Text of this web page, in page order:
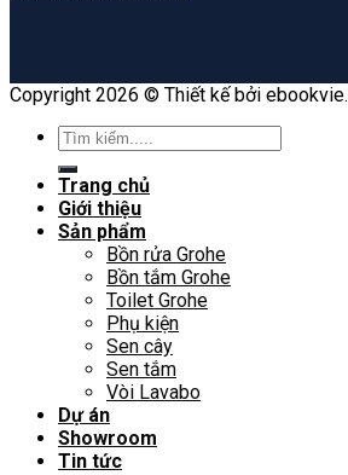
Copyright 2026 © Thiết kế bởi
Search
for:
Trang chủ
Giới thiệu
Sản phẩm
Bồn rửa Grohe
Bồn tắm Grohe
Toilet Grohe
Phụ kiện
Sen cây
Sen tắm
Vòi Lavabo
Dự án
Showroom
Tin tức